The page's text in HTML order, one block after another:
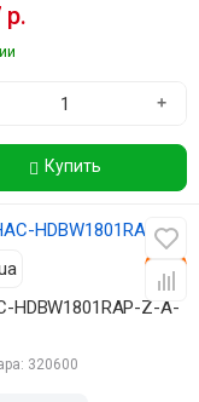
р.
+
Купить
HDBW1801RAP-Z-A-
320600